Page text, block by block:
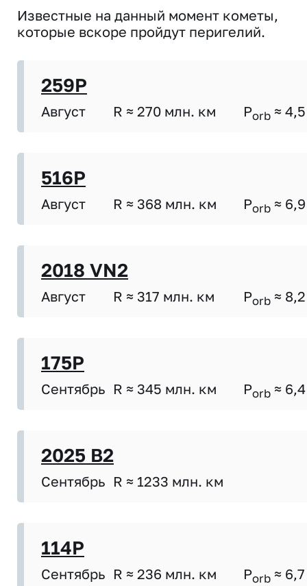
Известные на данный момент кометы,
которые вскоре пройдут перигелий.
259P
Август R ≈ 270 млн. км Porb ≈ 4,5
516P
Август R ≈ 368 млн. км Porb ≈ 6,9
2018 VN2
Август R ≈ 317 млн. км Porb ≈ 8,2
175P
Сентябрь R ≈ 345 млн. км Porb ≈ 6,4
2025 B2
Сентябрь R ≈ 1233 млн. км
114P
Сентябрь R ≈ 236 млн. км Porb ≈ 6,7